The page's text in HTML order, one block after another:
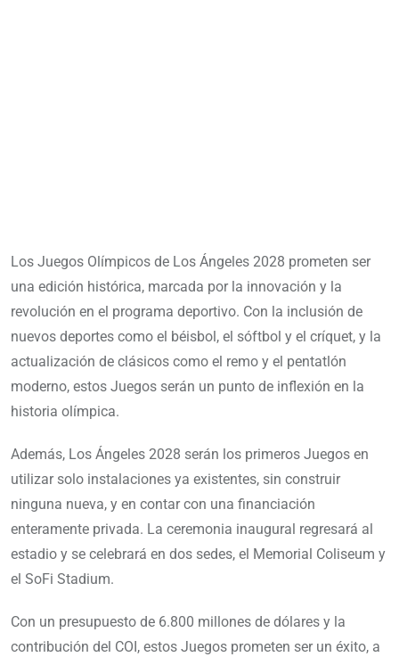
Los Juegos Olímpicos de Los Ángeles 2028 prometen ser
una edición histórica, marcada por la innovación y la
revolución en el programa deportivo. Con la inclusión de
nuevos deportes como el béisbol, el sóftbol y el críquet, y la
actualización de clásicos como el remo y el pentatlón
moderno, estos Juegos serán un punto de inflexión en la
historia olímpica.
Además, Los Ángeles 2028 serán los primeros Juegos en
utilizar solo instalaciones ya existentes, sin construir
ninguna nueva, y en contar con una financiación
enteramente privada. La ceremonia inaugural regresará al
estadio y se celebrará en dos sedes, el Memorial Coliseum y
el SoFi Stadium.
Con un presupuesto de 6.800 millones de dólares y la
contribución del COI, estos Juegos prometen ser un éxito, a